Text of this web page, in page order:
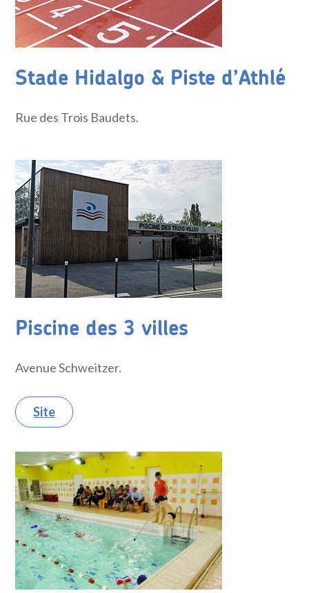
Stade Hidalgo & Piste d’Athlé
Rue des Trois Baudets.
Piscine des 3 villes
Avenue Schweitzer.
Site